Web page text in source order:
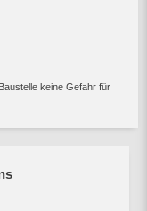
keine Gefahr für